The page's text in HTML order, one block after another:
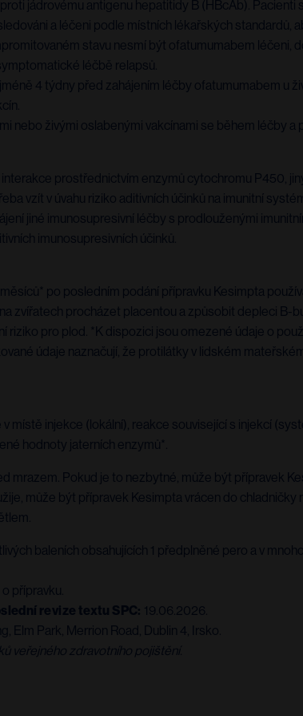
jádrovému antigenu hepatitidy B (HBcAb).
a léčeni podle místních lékařských standardů,
stavu nesmí být ofatumumabem léčeni,
léčbě relapsů.
4 týdny před zahájením léčby ofatumumabem u
nebo živými oslabenými vakcínami se během léčby
prostřednictvím enzymů cytochromu P450,
vzít v úvahu riziko aditivních účinků na imunitní
jiné imunosupresivní léčby s prodlouženými
imunosupresivních účinků.
po posledním podání přípravku Kesimpta
zvířatech procházet placentou a způsobit depleci B-
pro plod. *K dispozici jsou omezené údaje o
údaje naznačují, že protilátky v lidském
injekce (lokální), reakce související s injekcí
hodnoty jaterních enzymů*.
mrazem. Pokud je to nezbytné, může být přípravek
může být přípravek Kesimpta vrácen do chladničky
baleních obsahujících 1 předplněné pero a v
přípravku.
revize textu SPC: 19.06.2026.
Elm Park, Merrion Road, Dublin 4, Irsko.
veřejného zdravotního pojištění.